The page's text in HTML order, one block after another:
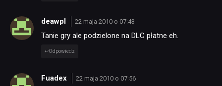
deawpl 22 maja 2010 o 07:43
Tanie gry ale podzielone na DLC płatne eh.
Odpowiedz
Fuadex 22 maja 2010 o 07:56